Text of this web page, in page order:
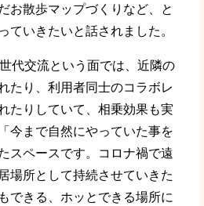
お散歩マップづくりなど、と
ていきたいと話されました。
代交流という面では、近隣の
たり、利用者同士のコラボレ
たりしていて、相乗効果も実
今まで自然にやっていた事を
スペースです。コロナ禍で遠
場所として持続させていきた
できる、ホッとできる場所に